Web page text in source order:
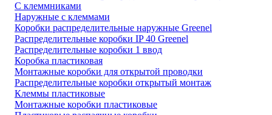
С клеммниками
Наружные с клеммами
Коробки распределительные наружные Greenel
Распределительные коробки IP 40 Greenel
Распределительные коробки 1 ввод
Коробка пластиковая
Монтажные коробки для открытой проводки
Распределительные коробки открытый монтаж
Клеммы пластиковые
Монтажные коробки пластиковые